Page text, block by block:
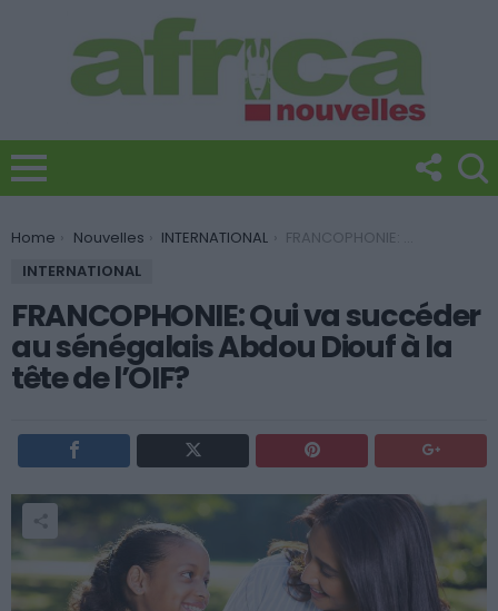
You are here:
Home Nouvelles INTERNATIONAL
FRANCOPHONIE: Qui va succéder au sénégalais Abdou Diouf à la tête de l’OIF?
INTERNATIONAL
FRANCOPHONIE: Qui va succéder
au sénégalais Abdou Diouf à la
tête de l’OIF?